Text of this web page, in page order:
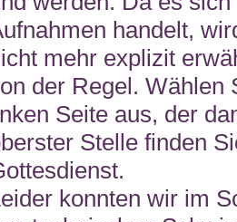
handelt,
mehr explizit
der Regel. Wählen
Seite aus, der
Stelle finden
konnten wir im